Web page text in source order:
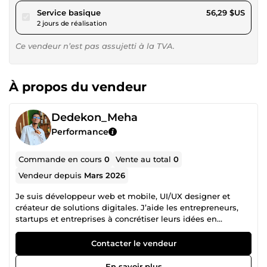
Service basiquepour 51,87 $US
2 jours de réalisation
56,29 $US
Ce vendeur n’est pas assujetti à la TVA.
À propos du vendeur
Dedekon_Meha
Performance
Commande en cours0 Vente au total0
Vendeur depuis Mars 2026
Je suis développeur web et mobile, UI/UX designer et
créateur de solutions digitales. J’aide les entrepreneurs,
startups et entreprises à concrétiser leurs idées en
produits numériques modernes, performants et intuitifs.
Mes services : ✔ Développement d’applications mobiles
(Android / iOS) ✔ Création de sites et applications web ✔
UI/UX Design professionnel ✔ Solutions Web &amp;
Contacter le vendeur